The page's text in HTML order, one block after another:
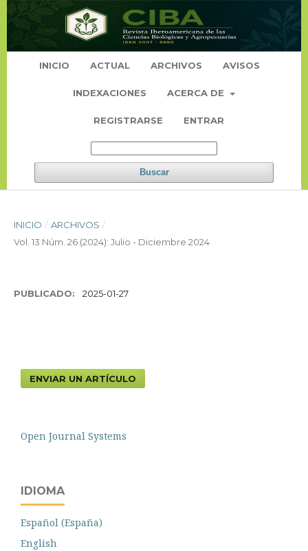
INICIO ACTUAL ARCHIVOS AVISOS
INDEXACIONES ACERCA DE
REGISTRARSE ENTRAR
Buscar
INICIO / ARCHIVOS /
Vol. 13 Núm. 26 (2024): Julio - Diciembre 2024
PUBLICADO: 2025-01-27
ENVIAR UN ARTÍCULO
Open Journal Systems
IDIOMA
Español (España)
English